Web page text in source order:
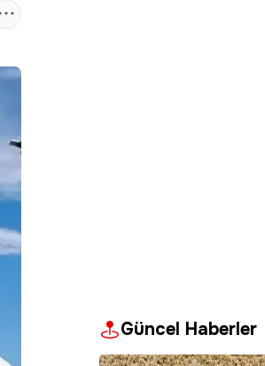
Güncel Haberler